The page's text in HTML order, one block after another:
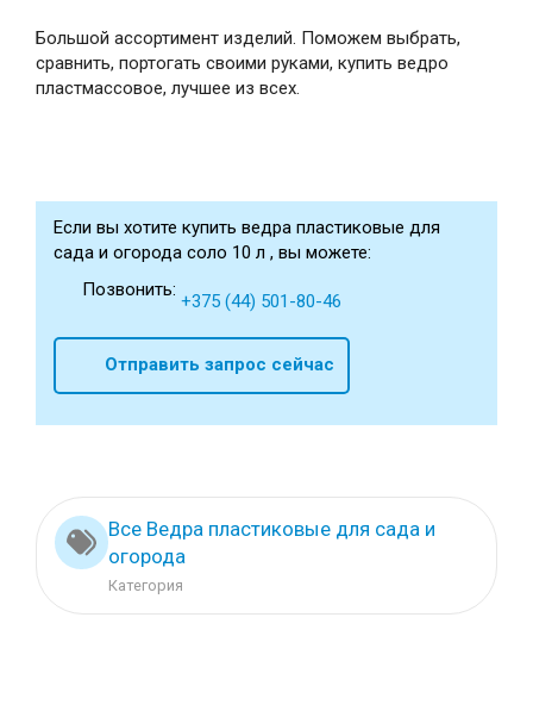
Большой ассортимент изделий. Поможем выбрать,
сравнить, портогать своими руками, купить ведро
пластмассовое, лучшее из всех.
Если вы хотите купить ведра пластиковые для
сада и огорода соло 10 л , вы можете:
Позвонить:
+375 (44) 501-80-46
Отправить запрос сейчас
Все Ведра пластиковые для сада и
огорода
Категория